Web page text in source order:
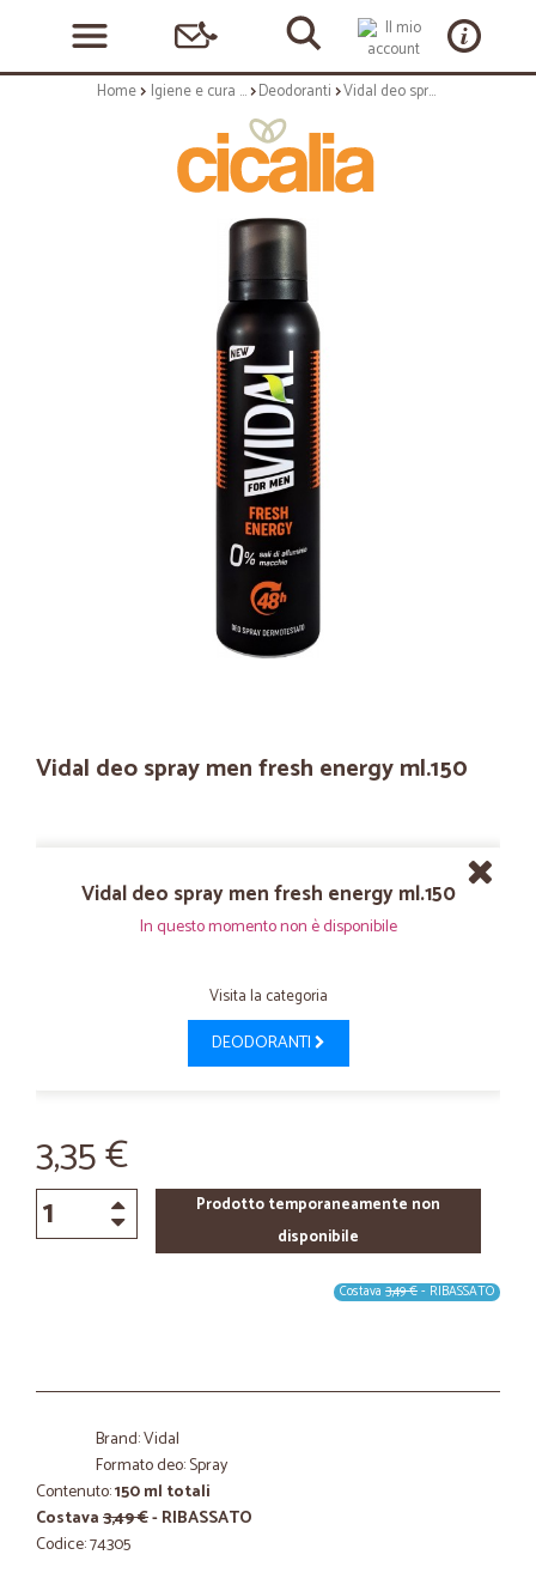
Home Igiene e cura personale Deodoranti Vidal deo spray men fresh energy ml.150
Vidal deo spray men fresh energy ml.150
Vidal deo spray men fresh energy ml.150
In questo momento non è disponibile
Visita la categoria
DEODORANTI
3,35 €
Prodotto temporaneamente non
disponibile
Costava 3,49 €- RIBASSATO
Brand: Vidal
Formato deo: Spray
Contenuto:150 ml totali
Costava3,49 €- RIBASSATO
Codice: 74305